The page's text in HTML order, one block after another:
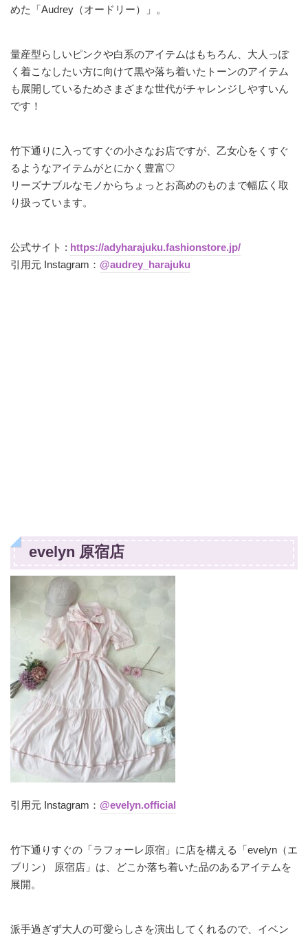
めた「Audrey（オードリー）」。
量産型らしいピンクや白系のアイテムはもちろん、大人っぽ
く着こなしたい方に向けて黒や落ち着いたトーンのアイテム
も展開しているためさまざまな世代がチャレンジしやすいん
です！
竹下通りに入ってすぐの小さなお店ですが、乙女心をくすぐ
るようなアイテムがとにかく豊富♡
リーズナブルなモノからちょっとお高めのものまで幅広く取
り扱っています。
公式サイト : https://adyharajuku.fashionstore.jp/
引用元 Instagram： @audrey_harajuku
evelyn 原宿店
引用元 Instagram： @evelyn.official
竹下通りすぐの「ラフォーレ原宿」に店を構える「evelyn（エ
ブリン） 原宿店」は、どこか落ち着いた品のあるアイテムを
展開。
派手過ぎず大人の可愛らしさを演出してくれるので、イベン